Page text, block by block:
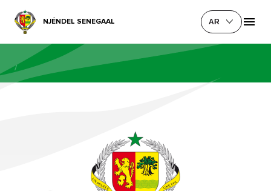
NJÉNDEL SENEGAAL AR
/